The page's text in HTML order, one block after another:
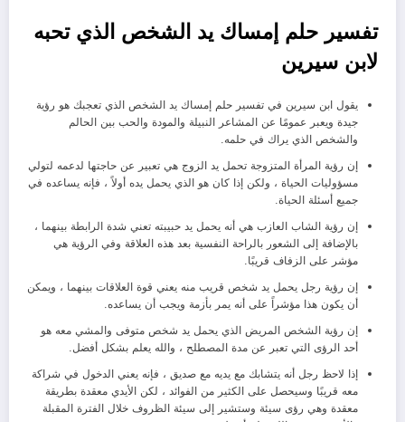
تفسير حلم إمساك يد الشخص الذي تحبه
لابن سيرين
يقول ابن سيرين في تفسير حلم إمساك يد الشخص الذي تعجبك هو رؤية
جيدة ويعبر عمومًا عن المشاعر النبيلة والمودة والحب بين الحالم
والشخص الذي يراك في حلمه.
إن رؤية المرأة المتزوجة تحمل يد الزوج هي تعبير عن حاجتها لدعمه لتولي
مسؤوليات الحياة ، ولكن إذا كان هو الذي يحمل يده أولاً ، فإنه يساعده في
جميع أسئلة الحياة.
إن رؤية الشاب العازب هي أنه يحمل يد حبيبته تعني شدة الرابطة بينهما ،
بالإضافة إلى الشعور بالراحة النفسية بعد هذه العلاقة وفي الرؤية هي
مؤشر على الزفاف قريبًا.
إن رؤية رجل يحمل يد شخص قريب منه يعني قوة العلاقات بينهما ، ويمكن
أن يكون هذا مؤشراً على أنه يمر بأزمة ويجب أن يساعده.
إن رؤية الشخص المريض الذي يحمل يد شخص متوفى والمشي معه هو
أحد الرؤى التي تعبر عن مدة المصطلح ، والله يعلم بشكل أفضل.
إذا لاحظ رجل أنه يتشابك مع يديه مع صديق ، فإنه يعني الدخول في شراكة
معه قريبًا وسيحصل على الكثير من الفوائد ، لكن الأيدي معقدة بطريقة
معقدة وهي رؤى سيئة وستشير إلى سيئة الظروف خلال الفترة المقبلة